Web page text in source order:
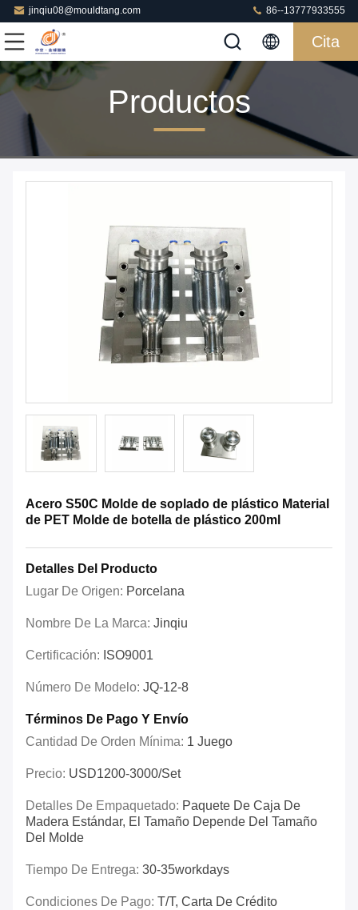
jinqiu08@mouldtang.com 86--13777933555
Cita
Productos
Acero S50C Molde de soplado de plástico Material
de PET Molde de botella de plástico 200ml
Detalles Del Producto
Lugar De Origen: Porcelana
Nombre De La Marca: Jinqiu
Certificación: ISO9001
Número De Modelo: JQ-12-8
Términos De Pago Y Envío
Cantidad De Orden Mínima: 1 Juego
Precio: USD1200-3000/set
Detalles De Empaquetado: Paquete De Caja De
Madera Estándar, El Tamaño Depende Del Tamaño
Del Molde
Tiempo De Entrega: 30-35workdays
Condiciones De Pago: T/T, Carta De Crédito